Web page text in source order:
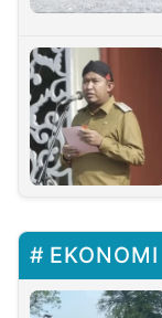
EKONOMI